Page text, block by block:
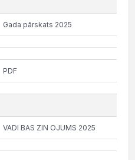
Gada pārskats 2025
PDF
VADI BAS ZIN OJUMS 2025